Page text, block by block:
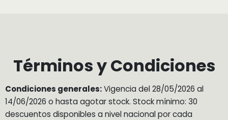
Términos y Condiciones
Condiciones generales:Vigencia del 28/05/2026 al
14/06/2026 o hasta agotar stock. Stock mínimo: 30
descuentos disponibles a nivel nacional por cada